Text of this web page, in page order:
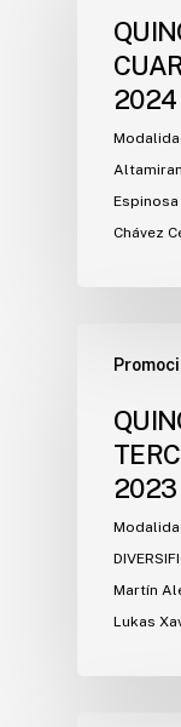
2024
Chávez
2023
Martín
Lukas